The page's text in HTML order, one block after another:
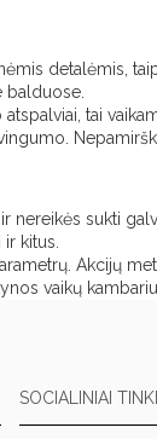
detalėmis,
balduose.
tai
sukti
kitus.
Akcijų
vaikų
SOCIALINIAI